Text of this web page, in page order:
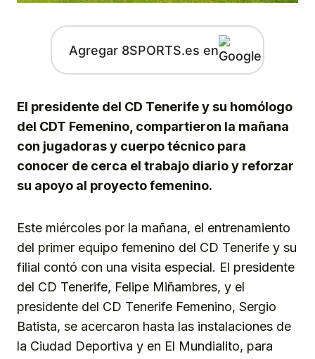
Agregar 8SPORTS.es en
El presidente del CD Tenerife y su homólogo
del CDT Femenino, compartieron la mañana
con jugadoras y cuerpo técnico para
conocer de cerca el trabajo diario y reforzar
su apoyo al proyecto femenino.
Este miércoles por la mañana, el entrenamiento
del primer equipo femenino del CD Tenerife y su
filial contó con una visita especial. El presidente
del CD Tenerife, Felipe Miñambres, y el
presidente del CD Tenerife Femenino, Sergio
Batista, se acercaron hasta las instalaciones de
la Ciudad Deportiva y en El Mundialito, para